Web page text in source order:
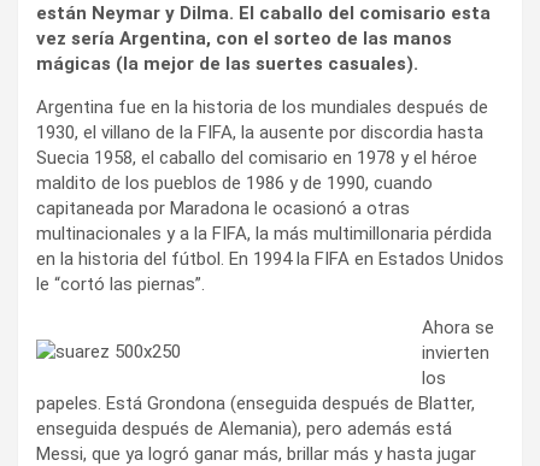
están Neymar y Dilma. El caballo del comisario esta
vez sería Argentina, con el sorteo de las manos
mágicas (la mejor de las suertes casuales).
Argentina fue en la historia de los mundiales después de
1930, el villano de la FIFA, la ausente por discordia hasta
Suecia 1958, el caballo del comisario en 1978 y el héroe
maldito de los pueblos de 1986 y de 1990, cuando
capitaneada por Maradona le ocasionó a otras
multinacionales y a la FIFA, la más multimillonaria pérdida
en la historia del fútbol. En 1994 la FIFA en Estados Unidos
le “cortó las piernas”.
Ahora se
invierten
los
papeles. Está Grondona (enseguida después de Blatter,
enseguida después de Alemania), pero además está
Messi, que ya logró ganar más, brillar más y hasta jugar